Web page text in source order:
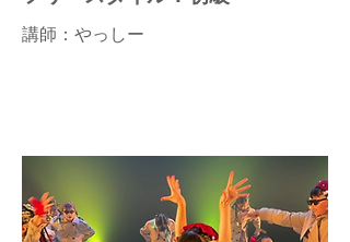
講師：やっしー